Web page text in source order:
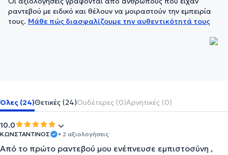
ραντεβού με ειδικό και θέλουν να μοιραστούν την εμπειρία
τους. Μάθε πώς διασφαλίζουμε την αυθεντικότητά τους
Όλες (24)Θετικές (24)Ουδέτερες (0)Αρνητικές (0)
10.0
ΚΩΝΣΤΑΝΤΙΝΟΣ • 2 αξιολογήσεις
Από το πρώτο ραντεβού μου ενέπνευσε εμπιστοσύνη ,